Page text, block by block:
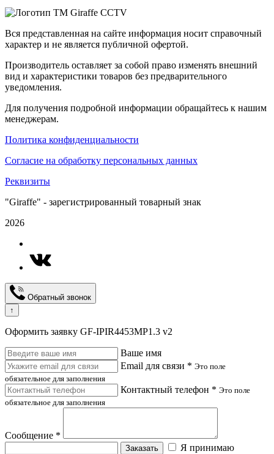
Вся представленная на сайте информация носит справочный
характер и не является публичной офертой.
Производитель оставляет за собой право изменять внешний
вид и характеристики товаров без предварительного
уведомления.
Для получения подробной информации обращайтесь к нашим
менеджерам.
Политика конфиденциальности
Согласие на обработку персональных данных
Реквизиты
"Giraffe" - зарегистрированный товарный знак
2026
Обратный звонок
↑
Оформить заявку GF-IPIR4453MP1.3 v2
Ваше имя
Email для связи * Это поле
обязательное для заполнения
Контактный телефон * Это поле
обязательное для заполнения
Сообщение *
Заказать
Я принимаю